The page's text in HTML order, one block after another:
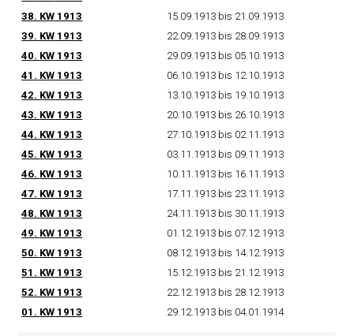
38. KW 1913
15.09.1913 bis 21.09.1913
39. KW 1913
22.09.1913 bis 28.09.1913
40. KW 1913
29.09.1913 bis 05.10.1913
41. KW 1913
06.10.1913 bis 12.10.1913
42. KW 1913
13.10.1913 bis 19.10.1913
43. KW 1913
20.10.1913 bis 26.10.1913
44. KW 1913
27.10.1913 bis 02.11.1913
45. KW 1913
03.11.1913 bis 09.11.1913
46. KW 1913
10.11.1913 bis 16.11.1913
47. KW 1913
17.11.1913 bis 23.11.1913
48. KW 1913
24.11.1913 bis 30.11.1913
49. KW 1913
01.12.1913 bis 07.12.1913
50. KW 1913
08.12.1913 bis 14.12.1913
51. KW 1913
15.12.1913 bis 21.12.1913
52. KW 1913
22.12.1913 bis 28.12.1913
01. KW 1913 29.12.1913 bis 04.01.1914